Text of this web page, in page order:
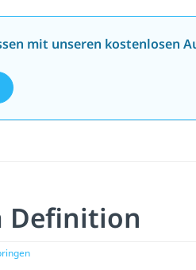
mit unseren kostenlosen
Definition